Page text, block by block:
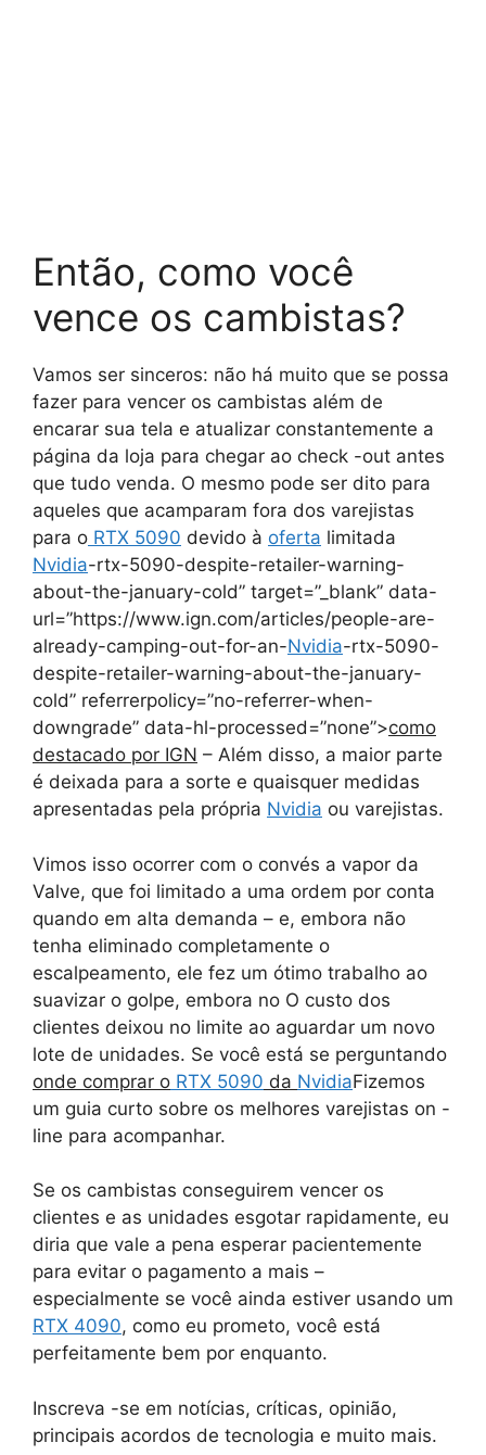
Então, como você
vence os cambistas?
Vamos ser sinceros: não há muito que se possa
fazer para vencer os cambistas além de
encarar sua tela e atualizar constantemente a
página da loja para chegar ao check -out antes
que tudo venda. O mesmo pode ser dito para
aqueles que acamparam fora dos varejistas
para o RTX 5090 devido à oferta limitada
Nvidia-rtx-5090-despite-retailer-warning-
about-the-january-cold” target=”_blank” data-
url=”https://www.ign.com/articles/people-are-
already-camping-out-for-an-Nvidia-rtx-5090-
despite-retailer-warning-about-the-january-
cold” referrerpolicy=”no-referrer-when-
downgrade” data-hl-processed=”none”>como
destacado por IGN – Além disso, a maior parte
é deixada para a sorte e quaisquer medidas
apresentadas pela própria Nvidia ou varejistas.
Vimos isso ocorrer com o convés a vapor da
Valve, que foi limitado a uma ordem por conta
quando em alta demanda – e, embora não
tenha eliminado completamente o
escalpeamento, ele fez um ótimo trabalho ao
suavizar o golpe, embora no O custo dos
clientes deixou no limite ao aguardar um novo
lote de unidades. Se você está se perguntando
onde comprar o RTX 5090 da NvidiaFizemos
um guia curto sobre os melhores varejistas on -
line para acompanhar.
Se os cambistas conseguirem vencer os
clientes e as unidades esgotar rapidamente, eu
diria que vale a pena esperar pacientemente
para evitar o pagamento a mais –
especialmente se você ainda estiver usando um
RTX 4090, como eu prometo, você está
perfeitamente bem por enquanto.
Inscreva -se em notícias, críticas, opinião,
principais acordos de tecnologia e muito mais.